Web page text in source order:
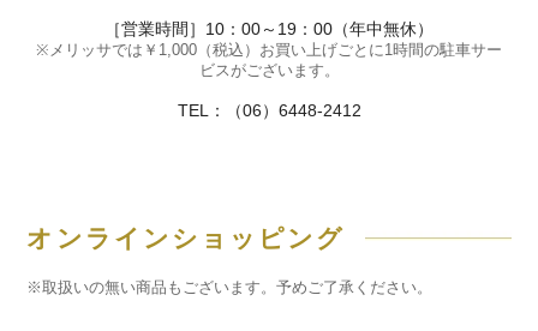
［営業時間］10：00～19：00（年中無休）
※メリッサでは￥1,000（税込）お買い上げごとに1時間の駐車サー
ビスがございます。
TEL：（06）6448-2412
オンラインショッピング
※取扱いの無い商品もございます。予めご了承ください。